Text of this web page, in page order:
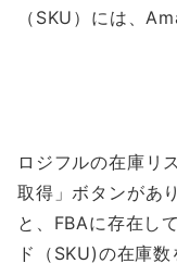
（SKU）には、
ロジフルの在庫リ
取得」ボタンがあ
と、FBAに存在し
ド（SKU)の在庫